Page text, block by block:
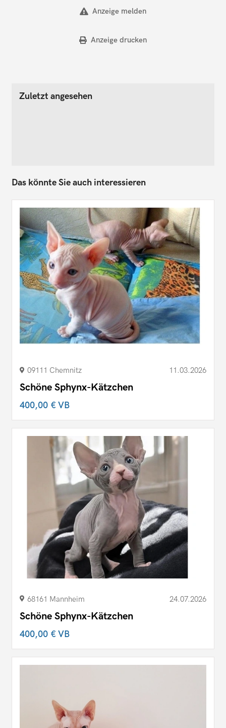
Anzeige melden
Anzeige drucken
Zuletzt angesehen
Das könnte Sie auch interessieren
09111 Chemnitz 11.03.2026
Schöne Sphynx-Kätzchen
400,00 €VB
68161 Mannheim 24.07.2026
Schöne Sphynx-Kätzchen
400,00 €VB